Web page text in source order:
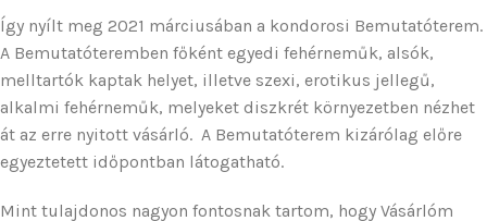
Így nyílt meg 2021 márciusában a kondorosi Bemutatóterem.
A Bemutatóteremben főként egyedi fehérneműk, alsók,
melltartók kaptak helyet, illetve szexi, erotikus jellegű,
alkalmi fehérneműk, melyeket diszkrét környezetben nézhet
át az erre nyitott vásárló. A Bemutatóterem kizárólag előre
egyeztetett időpontban látogatható.
Mint tulajdonos nagyon fontosnak tartom, hogy Vásárlóm